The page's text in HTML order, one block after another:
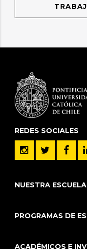
REDES SOCIALES
NUESTRA ESCUELA
PROGRAMAS DE
ACADÉMICOS E